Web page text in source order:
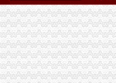
S*ST华龙：2007年年度报告_中昌数
加洲代办执照
<5日澳洲塔斯马尼亚人定制>【离南
代办法国旅游签证|代办欧洲签证|旅
华泰亚洲：更新招募说明书（2015年
济宁宝钢涂卷济宁宝钢涂板代理价格
欧洲旅游签证-捷克旅游签证办理流
51La